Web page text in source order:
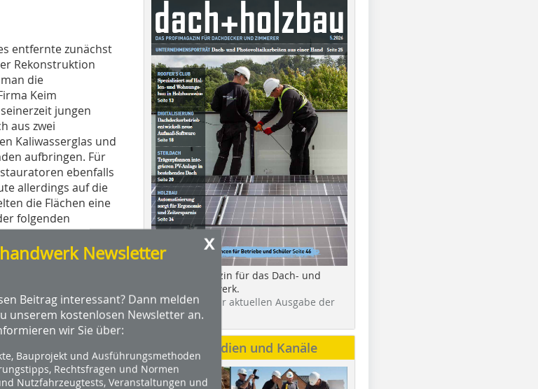
entfernte zunächst
Rekonstruktion
die
Keim
jungen
aus zwei
Kaliwasserglas und
aufbringen. Für
ebenfalls
allerdings auf die
die Flächen eine
folgenden
weißer Anstrich
Untergründen
um die
Dabei handelt es
Schablonierpinseln
werden, bis die
des etwa 35 cm
diese Aufgabe als
und Malstock. Die
x
Newsletter
Beitrag interessant? Dann melden
unserem kostenlosen Newsletter an.
wir Sie über:
Bauprojekt und Ausführungsmethoden
Rechtsfragen und Normen
Nutzfahrzeugtests, Veranstaltungen und
Das Profimagazin für das Dach- und
Holzbauhandwerk.
Hier geht es zur aktuellen Ausgabe der
dach+holzbau.
Weitere Medien und Kanäle